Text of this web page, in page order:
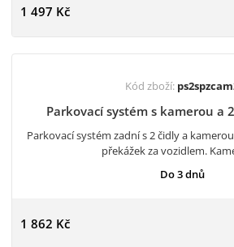
1 497 Kč
Kód zboží:
Parkovací systém s kamerou a
Parkovací systém zadní s 2 čidly a
překážek za vozidlem.
Do 3 dnů
1 862 Kč